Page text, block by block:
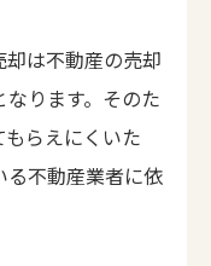
は不動産の売却
ります。そのた
らえにくいた
る不動産業者に依